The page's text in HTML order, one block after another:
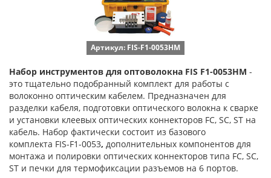
Артикул: FIS-F1-0053HM
Набор инструментов для оптоволокна FIS F1-0053HM -
это тщательно подобранный комплект для работы с
волоконно оптическим кабелем. Предназначен для
разделки кабеля, подготовки оптического волокна к сварке
и установки клеевых оптических коннекторов FC, SC, ST на
кабель. Набор фактически состоит из базового
комплекта FIS-F1-0053, дополнительных компонентов для
монтажа и полировки оптических коннекторов типа FC, SC,
ST и печки для термофиксации разъемов на 6 портов.